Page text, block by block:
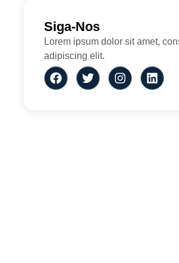
Siga-Nos
Lorem ipsum dolor sit amet,
adipiscing elit.